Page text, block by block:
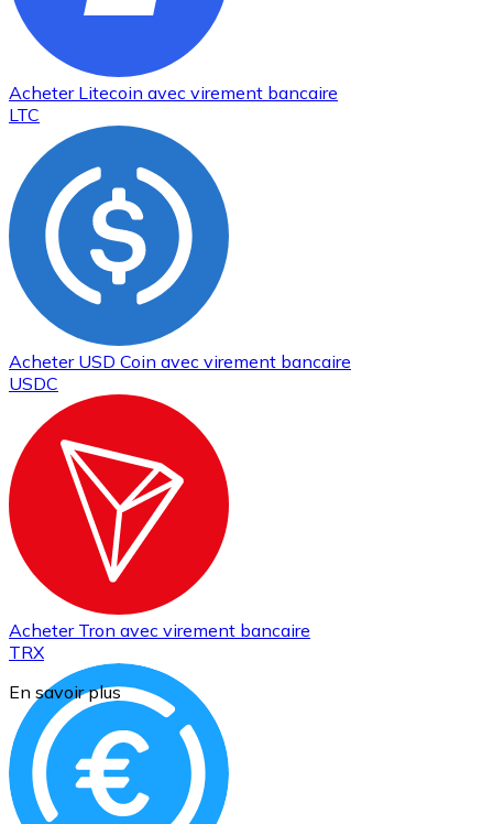
Acheter Litecoin avec virement bancaire
LTC
Acheter USD Coin avec virement bancaire
USDC
Acheter Tron avec virement bancaire
TRX
En savoir plus